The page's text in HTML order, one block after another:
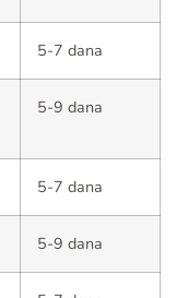
5-7 dana
5-9 dana
5-7 dana
5-9 dana